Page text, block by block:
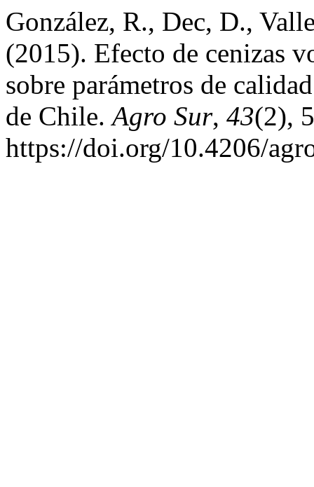
González, R., Dec, D.,
(2015). Efecto de cenizas
sobre parámetros de
de Chile.Agro Sur, 43(2),
https://doi.org/10.4206/